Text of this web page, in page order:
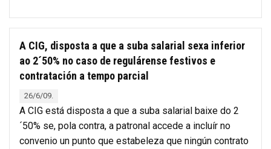
A CIG, disposta a que a suba salarial sexa inferior
ao 2´50% no caso de regulárense festivos e
contratación a tempo parcial
26/6/09.
A CIG está disposta a que a suba salarial baixe do 2
´50% se, pola contra, a patronal accede a incluír no
convenio un punto que estabeleza que ningún contrato